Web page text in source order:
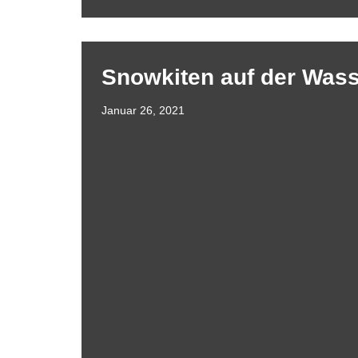
Snowkiten auf der
Januar 26, 2021